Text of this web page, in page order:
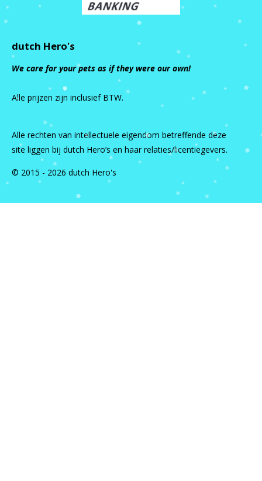
dutch Hero's
We care for your pets as if they were our own!
Alle prijzen zijn inclusief BTW.
Alle rechten van intellectuele eigendom betreffende deze
site liggen bij dutch Hero’s en haar relaties/licentiegevers.
© 2015 - 2026 dutch Hero's